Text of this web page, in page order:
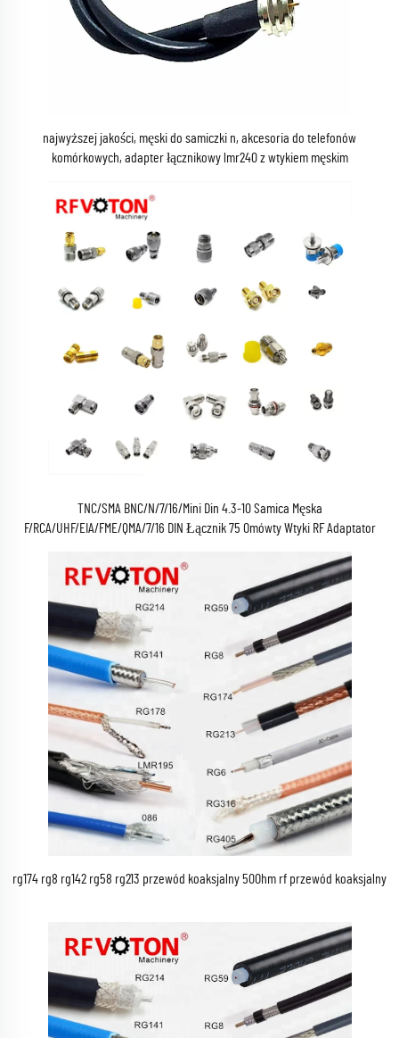
najwyższej jakości, męski do samiczki n, akcesoria do telefonów
komórkowych, adapter łącznikowy lmr240 z wtykiem męskim
TNC/SMA BNC/N/7/16/Mini Din 4.3-10 Samica Męska
F/RCA/UHF/EIA/FME/QMA/7/16 DIN Łącznik 75 Omówty Wtyki RF Adaptator
rg174 rg8 rg142 rg58 rg213 przewód koaksjalny 50Ohm rf przewód koaksjalny